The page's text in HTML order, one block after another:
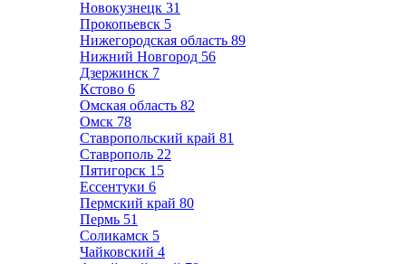
Новокузнецк 31
Прокопьевск 5
Нижегородская область 89
Нижний Новгород 56
Дзержинск 7
Кстово 6
Омская область 82
Омск 78
Ставропольский край 81
Ставрополь 22
Пятигорск 15
Ессентуки 6
Пермский край 80
Пермь 51
Соликамск 5
Чайковский 4